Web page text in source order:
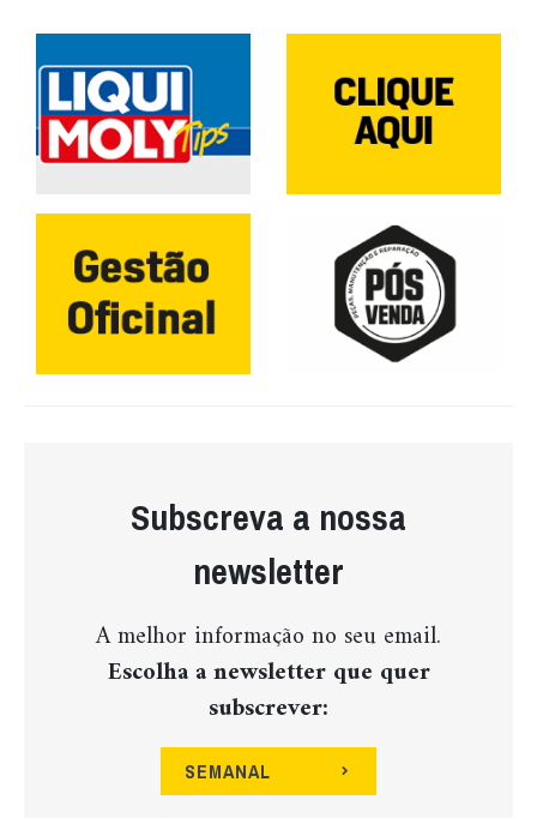
Subscreva a nossa
newsletter
A melhor informação no seu email.
Escolha a newsletter que quer
subscrever:
SEMANAL